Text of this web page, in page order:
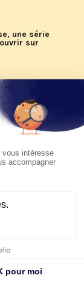
une série
sur
de KTO
Léon
KTO le
et
2026